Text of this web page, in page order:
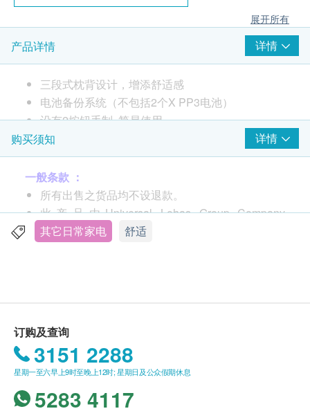
展开所有
产品详情 详情
三段式枕背设计，增添舒适感
电池备份系统（不包括2个X PP3电池）
设有2按钮手制, 简易使用
最高承重量:160公斤
配有柔软触感织物（聚丙烯棉）
椅子可完全贴合墙身,以增强空间感
小型卧椅设计迎合狭小的家居需要
购买须知 详情
一般条款 ：
所有出售之货品均不设退款。
此产品由Universal Lohas Group Company
Limited 提供。
购买Aidapt 爱意达 产品总额满HK$800，即可享本
地免费送货服务。 账单总额未满HK$800需附加
HK$50运费
我们将于确定订单后5-7个工作天内安排发货
不排除运送时间会因节日而有所影响。 当八号烈
其它日常家电 舒适
订购及查询
3151 2288
星期一至六早上9时至晚上12时; 星期日及公众假期休息
5283 4117